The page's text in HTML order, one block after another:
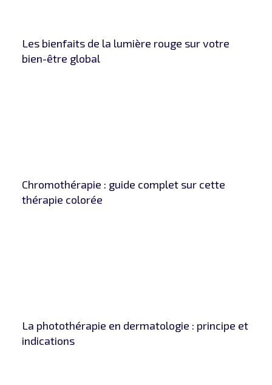
Les bienfaits de la lumière rouge sur votre
bien-être global
Chromothérapie : guide complet sur cette
thérapie colorée
La photothérapie en dermatologie : principe et
indications